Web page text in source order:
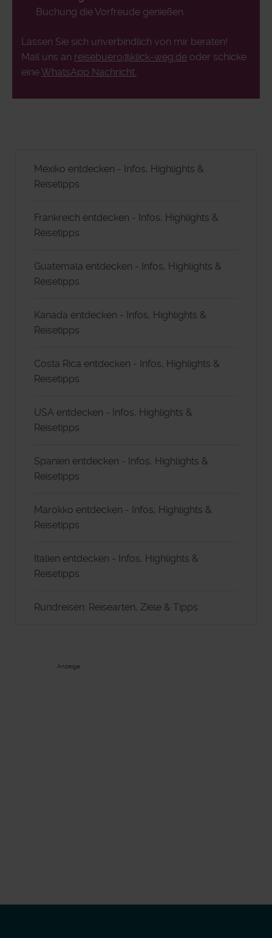
Buchung die Vorfreude genießen
Lassen Sie sich unverbindlich von mir beraten!
Mail uns an reisebuero@klick-weg.de oder schicke
eineWhatsApp Nachricht.
Mexiko entdecken - Infos, Highlights &
Reisetipps
Frankreich entdecken - Infos, Highlights &
Reisetipps
Guatemala entdecken - Infos, Highlights &
Reisetipps
Kanada entdecken - Infos, Highlights &
Reisetipps
Costa Rica entdecken - Infos, Highlights &
Reisetipps
USA entdecken - Infos, Highlights &
Reisetipps
Spanien entdecken - Infos, Highlights &
Reisetipps
Marokko entdecken - Infos, Highlights &
Reisetipps
Italien entdecken - Infos, Highlights &
Reisetipps
Rundreisen: Reisearten, Ziele & Tipps
Anzeige